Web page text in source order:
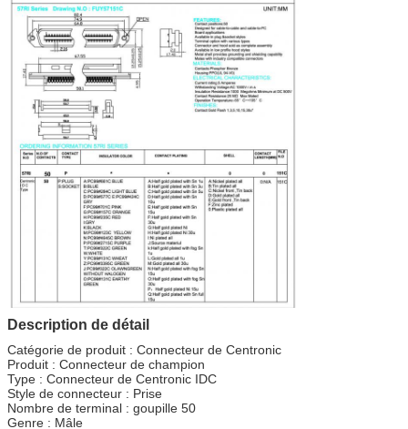
Description de détail
Catégorie de produit : Connecteur de Centronic
Produit : Connecteur de champion
Type : Connecteur de Centronic IDC
Style de connecteur : Prise
Nombre de terminal : goupille 50
Genre : Mâle